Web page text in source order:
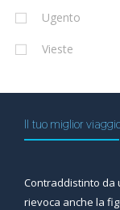
Ugento
Vieste
Il tuo miglior
Contraddistinto da
rievoca anche la